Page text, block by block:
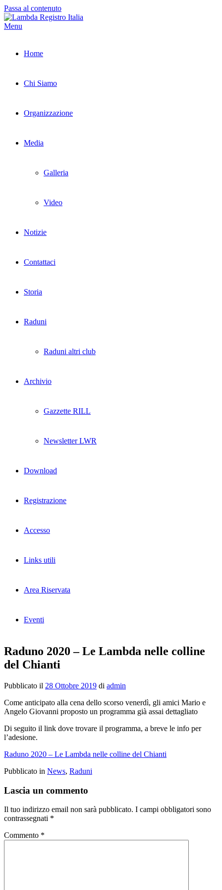
Passa al contenuto
Menu
Home
Chi Siamo
Organizzazione
Media
Galleria
Video
Notizie
Contattaci
Storia
Raduni
Raduni altri club
Archivio
Gazzette RILL
Newsletter LWR
Download
Registrazione
Accesso
Links utili
Area Riservata
Eventi
Raduno 2020 – Le Lambda nelle colline
del Chianti
Pubblicato il 28 Ottobre 2019 di admin
Come anticipato alla cena dello scorso venerdì, gli amici Mario e
Angelo Giovanni proposto un programma già assai dettagliato
Di seguito il link dove trovare il programma, a breve le info per
l’adesione.
Raduno 2020 – Le Lambda nelle colline del Chianti
Pubblicato in News, Raduni
Lascia un commento
Il tuo indirizzo email non sarà pubblicato. I campi obbligatori sono
contrassegnati *
Commento *